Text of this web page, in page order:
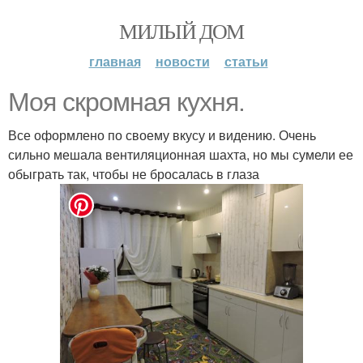
МИЛЫЙ ДОМ
главная новости статьи
Моя скромная кухня.
Все оформлено по своему вкусу и видению. Очень
сильно мешала вентиляционная шахта, но мы сумели ее
обыграть так, чтобы не бросалась в глаза